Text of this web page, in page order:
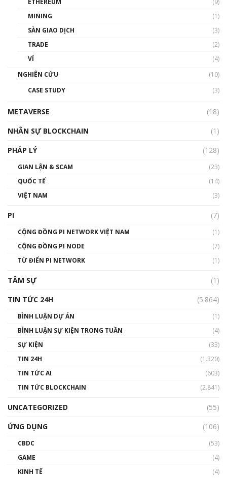
MINING
(1)
SÀN GIAO DỊCH
(3)
TRADE
(2)
VÍ
(4)
NGHIÊN CỨU
(10)
CASE STUDY
(3)
METAVERSE
(18)
NHÂN SỰ BLOCKCHAIN
(1)
PHÁP LÝ
(128)
GIAN LẬN & SCAM
(23)
QUỐC TẾ
(14)
VIỆT NAM
(3)
PI (7)
CỘNG ĐỒNG PI NETWORK VIỆT NAM
(1)
CỘNG ĐỒNG PI NODE
(7)
TỪ ĐIỂN PI NETWORK
(1)
TÂM SỰ
(1)
TIN TỨC 24H
(5.864)
BÌNH LUẬN DỰ ÁN
(1)
BÌNH LUẬN SỰ KIỆN TRONG TUẦN
(4)
SỰ KIỆN
(33)
TIN 24H
(1.320)
TIN TỨC AI
(603)
TIN TỨC BLOCKCHAIN
(2.841)
UNCATEGORIZED
(55)
ỨNG DỤNG
(106)
CBDC
(53)
GAME
(4)
KINH TẾ
(4)